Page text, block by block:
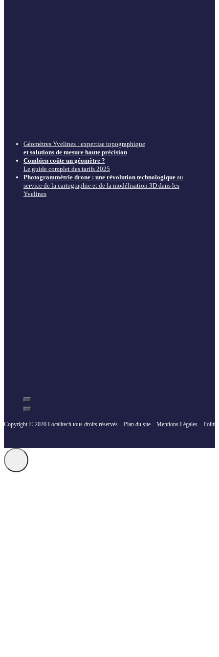
Géomètres Yvelines : expertise topographique
et solutions de mesure haute précision
Combien coûte un géomètre ?
Le guide complet des tarifs 2025
Photogrammétrie drone : une révolution technologique au
service de la cartographie et de la modélisation 3D dans les
Yvelines
Copyright © 2020 Localitech tous droits réservés – Plan du site – Mentions Légales –